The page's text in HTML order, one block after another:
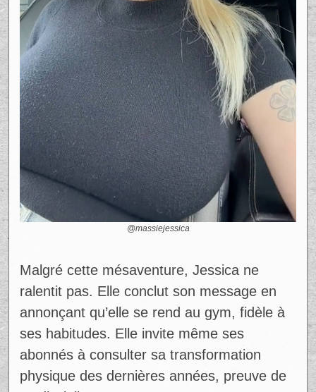
@massiejessica
Malgré cette mésaventure, Jessica ne
ralentit pas. Elle conclut son message en
annonçant qu’elle se rend au gym, fidèle à
ses habitudes. Elle invite même ses
abonnés à consulter sa transformation
physique des dernières années, preuve de